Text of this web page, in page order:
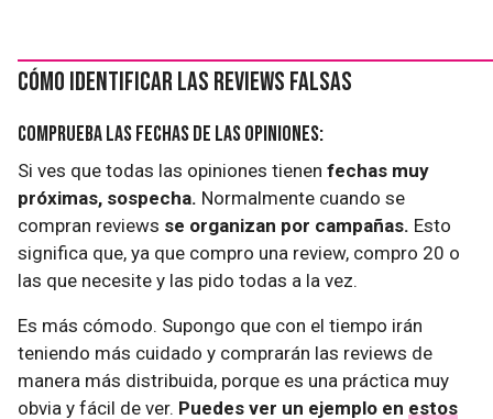
Cómo identificar las reviews falsas
Comprueba las fechas de las opiniones:
Si ves que todas las opiniones tienen fechas muy
próximas, sospecha. Normalmente cuando se
compran reviews se organizan por campañas. Esto
significa que, ya que compro una review, compro 20 o
las que necesite y las pido todas a la vez.
Es más cómodo. Supongo que con el tiempo irán
teniendo más cuidado y comprarán las reviews de
manera más distribuida, porque es una práctica muy
obvia y fácil de ver. Puedes ver un ejemplo en estos